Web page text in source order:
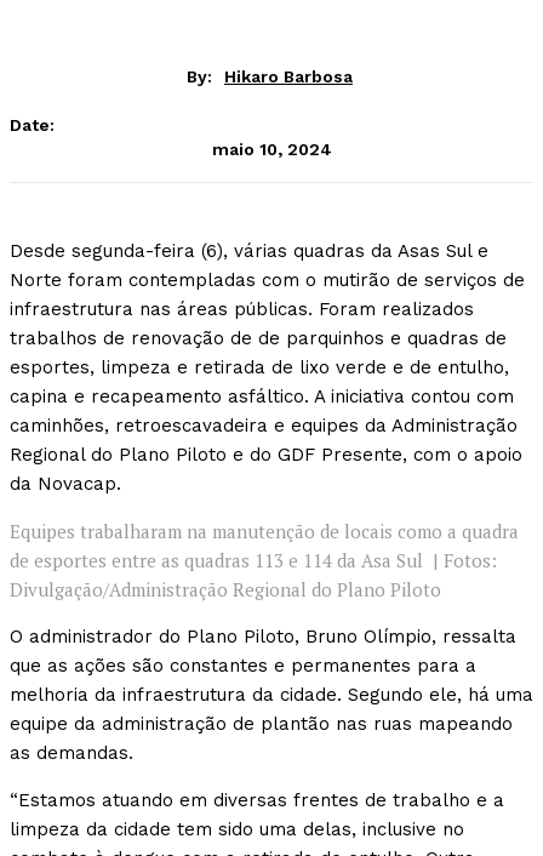
By: Hikaro Barbosa
Date:
maio 10, 2024
Desde segunda-feira (6), várias quadras da Asas Sul e
Norte foram contempladas com o mutirão de serviços de
infraestrutura nas áreas públicas. Foram realizados
trabalhos de renovação de de parquinhos e quadras de
esportes, limpeza e retirada de lixo verde e de entulho,
capina e recapeamento asfáltico. A iniciativa contou com
caminhões, retroescavadeira e equipes da Administração
Regional do Plano Piloto e do GDF Presente, com o apoio
da Novacap.
Equipes trabalharam na manutenção de locais como a quadra
de esportes entre as quadras 113 e 114 da Asa Sul | Fotos:
Divulgação/Administração Regional do Plano Piloto
O administrador do Plano Piloto, Bruno Olímpio, ressalta
que as ações são constantes e permanentes para a
melhoria da infraestrutura da cidade. Segundo ele, há uma
equipe da administração de plantão nas ruas mapeando
as demandas.
“Estamos atuando em diversas frentes de trabalho e a
limpeza da cidade tem sido uma delas, inclusive no